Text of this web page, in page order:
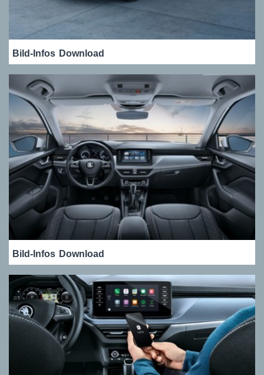
Bild-Infos Download
Bild-Infos Download